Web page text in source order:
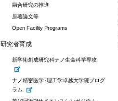
融合研究の推進
原著論文等
Open Facility Programs
研究者育成
新学術創成研究科ナノ生命科学専攻
ナノ精密医学･理工学卓越大学院プログ
ラム